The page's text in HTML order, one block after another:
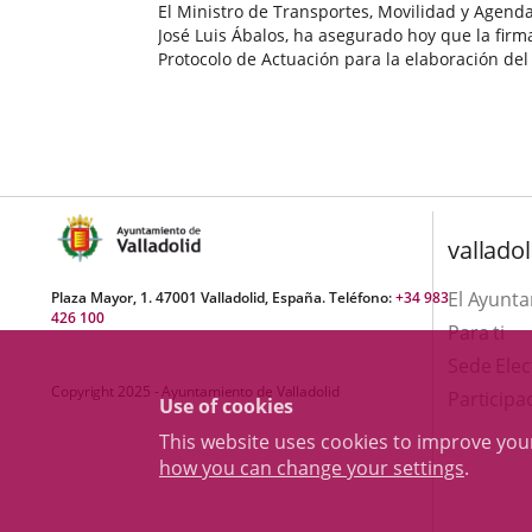
Use of cookies
This website uses cookies to improve
how you can change your settings.
El Ministro de Transportes, Movilidad y
José Luis Ábalos, ha asegurado hoy que la
Protocolo de Actuación para la elaboración
Plaza Mayor, 1. 47001 Valladolid, España. Teléfono:+34 983
426 100
Copyright 2025 - Ayuntamiento de Valladolid
El
Para ti